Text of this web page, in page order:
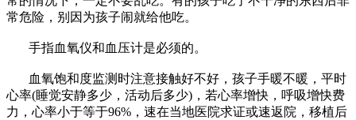
常危险，别因为孩子闹就给他吃。
手指血氧仪和血压计是必须的。
血氧饱和度监测时注意接触好不好，孩子手暖不暖，平时
心率(睡觉安静多少，活动后多少)，若心率增快，呼吸增快费
力，心率小于等于96%，速在当地医院求证或速返院，移植后